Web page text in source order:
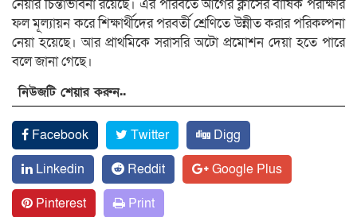
নেয়ার চিন্তাভাবনা রয়েছে। এর পরিবর্তে আগের ক্লাসের বার্ষিক পরীক্ষার
ফল মূল্যায়ন করে শিক্ষার্থীদের পরবর্তী শ্রেণিতে উন্নীত করার পরিকল্পনা
নেয়া হয়েছে। আর প্রাথমিকে সরাসরি অটো প্রমোশন দেয়া হতে পারে
বলে জানা গেছে।
নিউজটি শেয়ার করুন..
Facebook Twitter
Digg
Linkedin
Reddit
Google Plus
Pinterest
Print